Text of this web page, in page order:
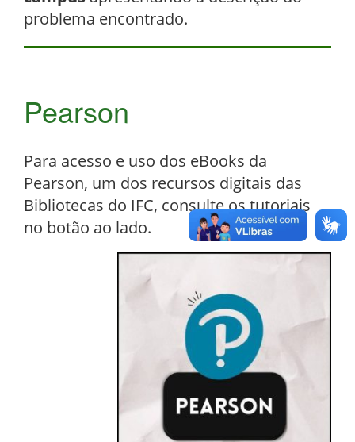
problema encontrado.
Pearson
Para acesso e uso dos eBooks da
Pearson, um dos recursos digitais das
Bibliotecas do IFC, consulte os tutoriais
no botão ao lado.